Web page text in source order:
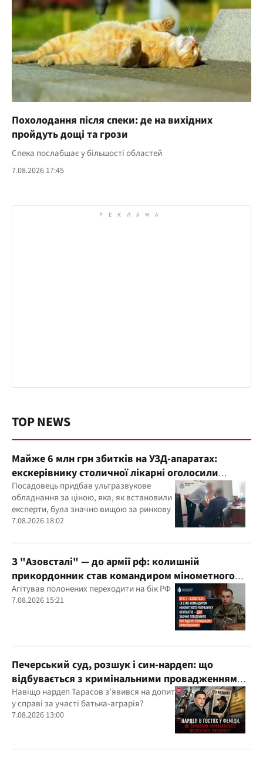
Похолодання після спеки: де на вихідних
пройдуть дощі та грози
Спека послабшає у більшості областей
7.08.2026 17:45
TOP NEWS
Майже 6 млн грн збитків на УЗД-апаратах:
екскерівнику столичної лікарні оголосили
підозру
Посадовець придбав ультразвукове
обладнання за ціною, яка, як встановили
експерти, була значно вищою за ринкову
7.08.2026 18:02
З "Азовсталі" — до армії рф: колишній
прикордонник став командиром мінометного
розрахунку окупантів
Агітував полонених переходити на бік РФ
7.08.2026 15:21
Печерський суд, розшук і син-нардеп: що
відбувається з кримінальними провадженнями
за участі агробарона Тарасова?
Навіщо нардеп Тарасов з'явився на допит
у справі за участі батька-аграрія?
7.08.2026 13:00